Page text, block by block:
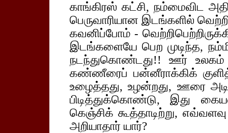
காங்கிரஸ் கட்சி, நம்மைவிட
பெருவாரியான இடங்களில் வெற்றி
கவனிப்போம் -
இடங்களையே பெற முடிந்த,
நடந்துகொண்டது!! ஊர் உலகம்
கண்ணீரைப் பன்னீராக்கிக்
உழைத்தது, உழன்றது, ஊரை
பிடித்துக்கொண்டு, இது
கெஞ்சிக் கூத்தாடிற்று,
அறியாதார் யார்?